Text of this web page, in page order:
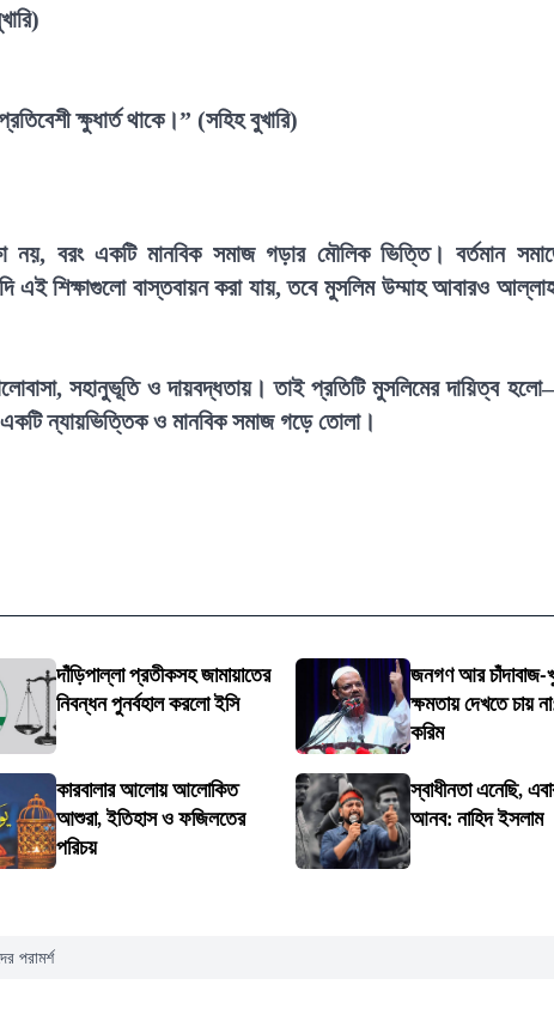
ক্ষুধার্ত থাকে।” (সহিহ বুখারি)
নয়, বরং একটি মানবিক সমাজ গড়ার মৌলিক ভিত্তি। বর্তমান
এই শিক্ষাগুলো বাস্তবায়ন করা যায়, তবে মুসলিম উম্মাহ আবারও
সহানুভূতি ও দায়বদ্ধতায়। তাই প্রতিটি মুসলিমের দায়িত্ব
ন্যায়ভিত্তিক ও মানবিক সমাজ গড়ে তোলা।
দাঁড়িপাল্লা প্রতীকসহ জামায়াতের
নিবন্ধন পুনর্বহাল করলো ইসি
জনগণ আর চাঁদাবাজ-
ক্ষমতায় দেখতে চায়
করিম
কারবালার আলোয় আলোকিত
আশুরা, ইতিহাস ও ফজিলতের
পরিচয়
স্বাধীনতা এনেছি,
আনব: নাহিদ ইসলাম
পরামর্শ